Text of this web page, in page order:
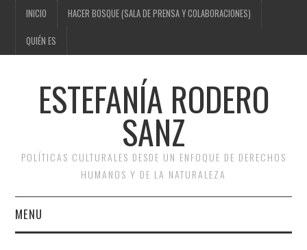
INICIO HACER BOSQUE (SALA DE PRENSA Y COLABORACIONES)
QUIÉN ES
ESTEFANÍA RODERO
SANZ
POLÍTICAS CULTURALES DESDE UN ENFOQUE DE DERECHOS
HUMANOS Y DE LA NATURALEZA
MENU